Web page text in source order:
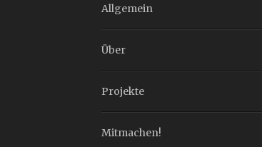
Allgemein
Über
Projekte
Mitmachen!